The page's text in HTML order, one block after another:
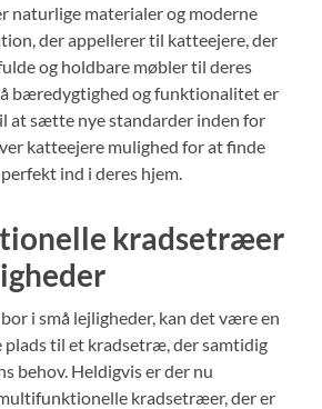
naturlige materialer og moderne
der appellerer til katteejere, der
og holdbare møbler til deres
bæredygtighed og funktionalitet er
at sætte nye standarder inden for
katteejere mulighed for at finde
ind i deres hjem.
kradsetræer
i små lejligheder, kan det være en
til et kradsetræ, der samtidig
behov. Heldigvis er der nu
kradsetræer, der er